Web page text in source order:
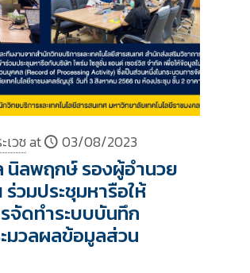
เวชat 03/08/2023
ลพฤกษ์ รองผู้อำนวย
วมประชุมหารือให้
จัดทำระบบบันทึก
มวลผลข้อมูลส่วน